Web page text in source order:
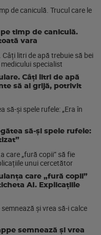
timp de caniculă.
vara
Câți litri de apă
să ai grijă, potrivit
să-și spele rufele:
care „fură copii”
AI. Explicațiile
semnează și vrea